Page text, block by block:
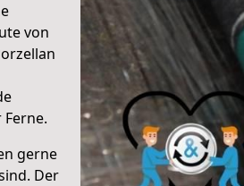
von
gerne
Der